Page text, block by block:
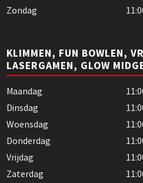
Zondag
KLIMMEN, FUN BOWLEN,
LASERGAMEN, GLOW
Maandag
Dinsdag
Woensdag
Donderdag
Vrijdag
Zaterdag